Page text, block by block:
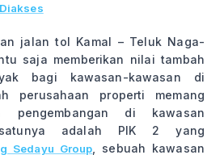
jalan tol Kamal – Teluk Naga-
saja memberikan nilai tambah
bagi kawasan-kawasan di
perusahaan properti memang
pengembangan di kawasan
adalah PIK 2 yang
Sedayu Group , sebuah kawasan